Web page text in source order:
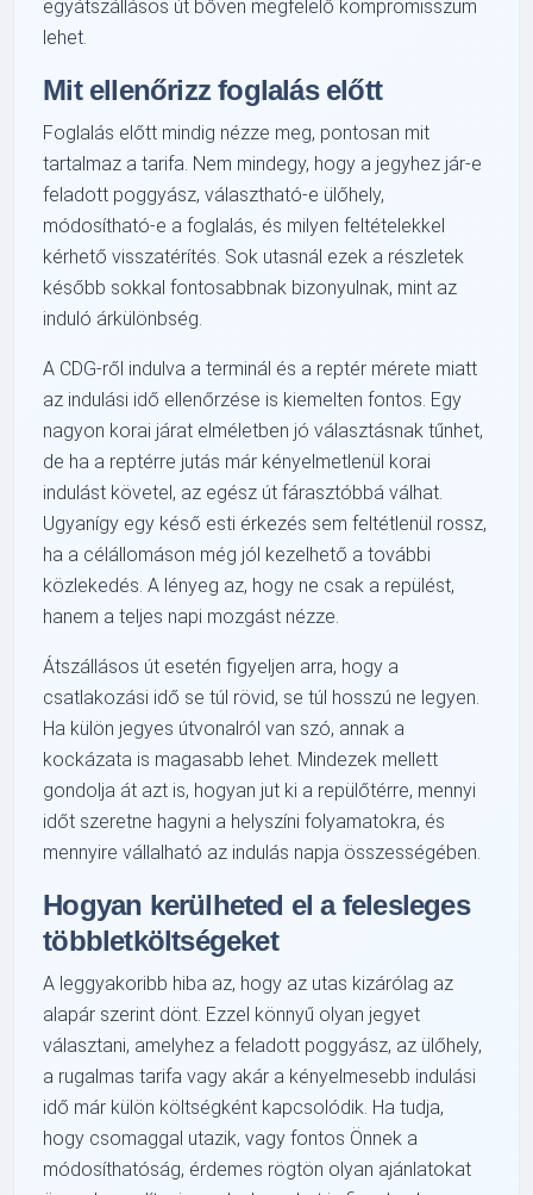
egyátszállásos út bőven megfelelő kompromisszum
lehet.
Mit ellenőrizz foglalás előtt
Foglalás előtt mindig nézze meg, pontosan mit
tartalmaz a tarifa. Nem mindegy, hogy a jegyhez jár-e
feladott poggyász, választható-e ülőhely,
módosítható-e a foglalás, és milyen feltételekkel
kérhető visszatérítés. Sok utasnál ezek a részletek
később sokkal fontosabbnak bizonyulnak, mint az
induló árkülönbség.
A CDG-ről indulva a terminál és a reptér mérete miatt
az indulási idő ellenőrzése is kiemelten fontos. Egy
nagyon korai járat elméletben jó választásnak tűnhet,
de ha a reptérre jutás már kényelmetlenül korai
indulást követel, az egész út fárasztóbbá válhat.
Ugyanígy egy késő esti érkezés sem feltétlenül rossz,
ha a célállomáson még jól kezelhető a további
közlekedés. A lényeg az, hogy ne csak a repülést,
hanem a teljes napi mozgást nézze.
Átszállásos út esetén figyeljen arra, hogy a
csatlakozási idő se túl rövid, se túl hosszú ne legyen.
Ha külön jegyes útvonalról van szó, annak a
kockázata is magasabb lehet. Mindezek mellett
gondolja át azt is, hogyan jut ki a repülőtérre, mennyi
időt szeretne hagyni a helyszíni folyamatokra, és
mennyire vállalható az indulás napja összességében.
Hogyan kerülheted el a felesleges
többletköltségeket
A leggyakoribb hiba az, hogy az utas kizárólag az
alapár szerint dönt. Ezzel könnyű olyan jegyet
választani, amelyhez a feladott poggyász, az ülőhely,
a rugalmas tarifa vagy akár a kényelmesebb indulási
idő már külön költségként kapcsolódik. Ha tudja,
hogy csomaggal utazik, vagy fontos Önnek a
módosíthatóság, érdemes rögtön olyan ajánlatokat